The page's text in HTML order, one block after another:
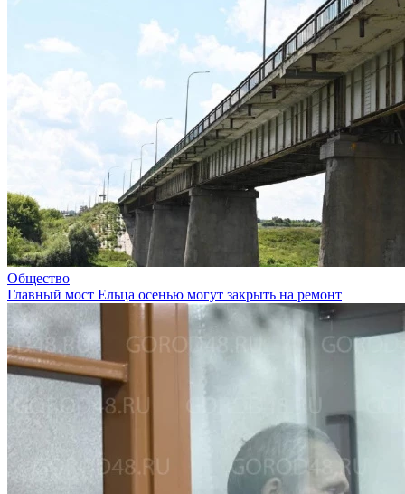
Общество
Главный мост Ельца осенью могут закрыть на ремонт